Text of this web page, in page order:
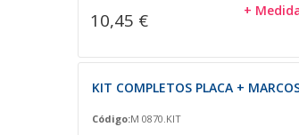
10,45 € +
KIT COMPLETOS PLACA +
Código:M 0870.KIT